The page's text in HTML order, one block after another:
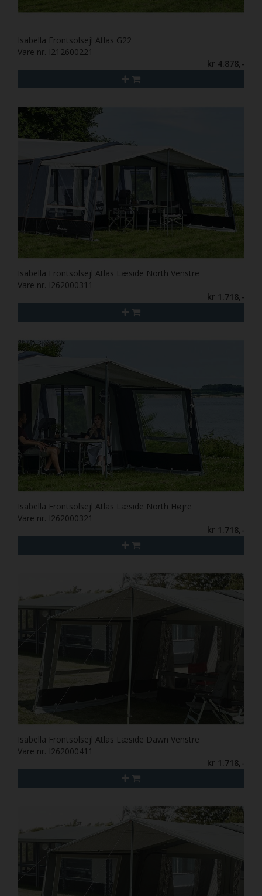
Isabella Frontsolsejl Atlas G22
Vare nr. I212600221
kr 4.878,-
Isabella Frontsolsejl Atlas Læside North Venstre
Vare nr. I262000311
kr 1.718,-
Isabella Frontsolsejl Atlas Læside North Højre
Vare nr. I262000321
kr 1.718,-
Isabella Frontsolsejl Atlas Læside Dawn Venstre
Vare nr. I262000411
kr 1.718,-